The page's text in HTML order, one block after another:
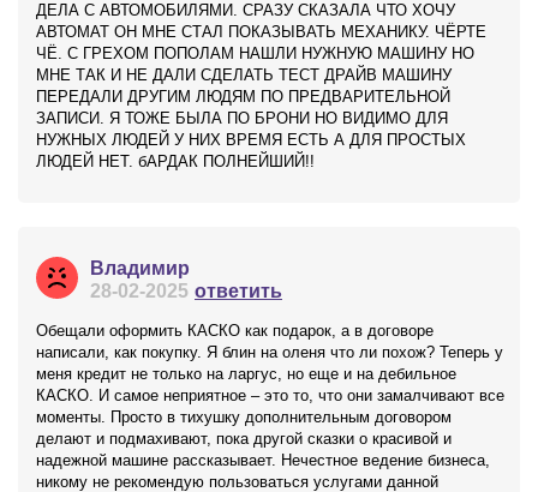
ДЕЛА С АВТОМОБИЛЯМИ. СРАЗУ СКАЗАЛА ЧТО ХОЧУ
АВТОМАТ ОН МНЕ СТАЛ ПОКАЗЫВАТЬ МЕХАНИКУ. ЧЁРТЕ
ЧЁ. С ГРЕХОМ ПОПОЛАМ НАШЛИ НУЖНУЮ МАШИНУ НО
МНЕ ТАК И НЕ ДАЛИ СДЕЛАТЬ ТЕСТ ДРАЙВ МАШИНУ
ПЕРЕДАЛИ ДРУГИМ ЛЮДЯМ ПО ПРЕДВАРИТЕЛЬНОЙ
ЗАПИСИ. Я ТОЖЕ БЫЛА ПО БРОНИ НО ВИДИМО ДЛЯ
НУЖНЫХ ЛЮДЕЙ У НИХ ВРЕМЯ ЕСТЬ А ДЛЯ ПРОСТЫХ
ЛЮДЕЙ НЕТ. бАРДАК ПОЛНЕЙШИЙ!!
Владимир
28-02-2025 ответить
Обещали оформить КАСКО как подарок, а в договоре
написали, как покупку. Я блин на оленя что ли похож? Теперь у
меня кредит не только на ларгус, но еще и на дебильное
КАСКО. И самое неприятное – это то, что они замалчивают все
моменты. Просто в тихушку дополнительным договором
делают и подмахивают, пока другой сказки о красивой и
надежной машине рассказывает. Нечестное ведение бизнеса,
никому не рекомендую пользоваться услугами данной